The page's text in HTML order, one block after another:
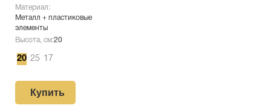
Материал:
Металл + пластиковые
элементы
Высота, см:20
20 25 17
Купить